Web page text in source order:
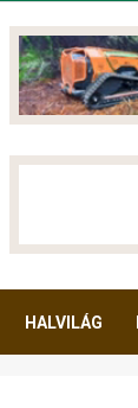
HALVILÁG